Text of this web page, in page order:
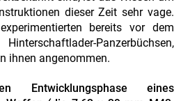
dieser Zeit sehr vage.
bereits vor dem
Panzerbüchsen,
ihnen angenommen.
Entwicklungsphase eines